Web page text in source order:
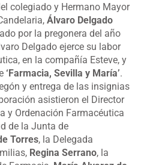
colegiado y Hermano Mayor
Álvaro Delgado
por la pregonera del año
Delgado ejerce su labor
en la compañía Esteve, y
‘Farmacia, Sevilla y María’.
y entrega de las insignias
asistieron el Director
y Ordenación Farmacéutica
de la Junta de
Torres, la Delegada
Regina Serrano, la